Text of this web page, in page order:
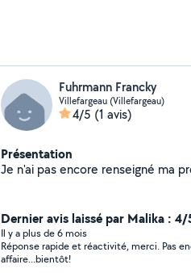
Fuhrmann Francky
Villefargeau (Villefargeau)
4/5 (1 avis)
Présentation
Je
Dernier avis laissé par Malika : 4/
Il y a plus de 6 mois
Réponse rapide et réactivité, merci. Pas
affaire...bientôt!